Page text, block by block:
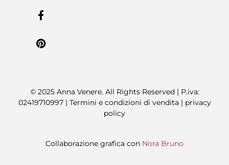
© 2025 Anna Venere. All Rights Reserved | P.iva:
02419710997 | Termini e condizioni di vendita | privacy
policy
Collaborazione grafica con Nora Bruno